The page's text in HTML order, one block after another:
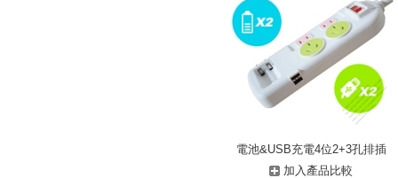
電池&USB充電4位2+3孔排插
加入產品比較